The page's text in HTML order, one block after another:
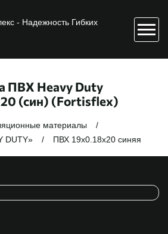
ПВХ Heavy Duty
(син) (Fortisflex)
материалы
DUTY»
ПВХ 19х0.18х20 синяя